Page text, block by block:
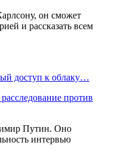
он сможет
и рассказать всем
доступ к облаку…
против
Путин. Оно
интервью